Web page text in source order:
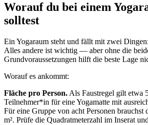
Worauf du bei einem
solltest
Ein Yogaraum steht und fällt mit zwei
Alles andere ist wichtig — aber ohne die
Grundvoraussetzungen hilft die beste Lage
Worauf es ankommt:
Fläche pro Person. Als Faustregel gilt etwa
Teilnehmer*in für eine Yogamatte mit
Für eine Gruppe von acht Personen brauchst
m². Prüfe die Quadratmeterzahl im Inserat